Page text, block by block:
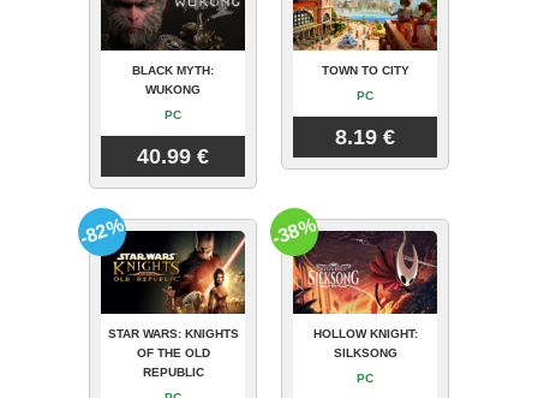
BLACK MYTH:
WUKONG
PC
40.99 €
TOWN TO CITY
PC
8.19 €
STAR WARS: KNIGHTS
OF THE OLD
REPUBLIC
-82%
HOLLOW KNIGHT:
SILKSONG
PC
-38%